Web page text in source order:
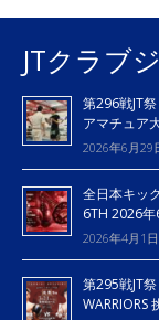
JTクラブ
第296戦JT
アマチュア
2026年6月29
全日本キッ
6TH 2026
2026年4月1日
第295戦JT